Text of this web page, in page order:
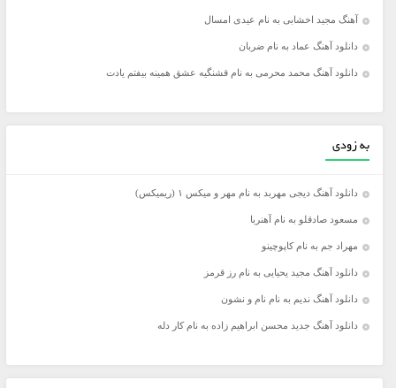
آهنگ مجید اخشابی به نام عیدی امسال
دانلود آهنگ عماد به نام ضربان
دانلود آهنگ محمد محرمی به نام قشنگیه عشق همینه بیفتم یادت
به زودی
دانلود آهنگ دیجی مهربد به نام مهر و میکس ۱ (ریمیکس)
مسعود صادقلو به نام آهنربا
مهراد جم به نام کاپوچینو
دانلود آهنگ مجید یحیایی به نام رز قرمز
دانلود آهنگ ندیم به نام نام و نشون
دانلود آهنگ جدید محسن ابراهیم زاده به نام کار دله